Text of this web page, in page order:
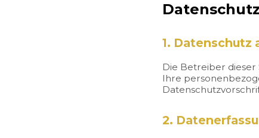
1. Datenschutz
Die Betreiber
Ihre
2.